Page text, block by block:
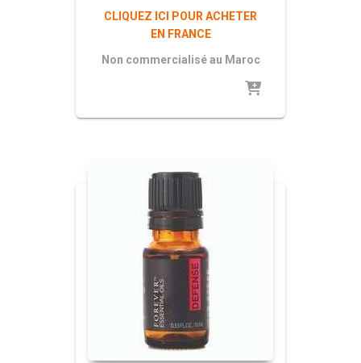
CLIQUEZ ICI POUR ACHETER
EN FRANCE
Non commercialisé au Maroc